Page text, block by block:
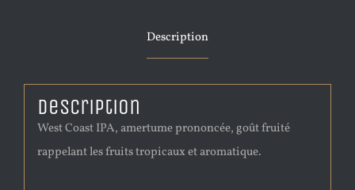
Description
Description
West Coast IPA, amertume prononcée, goût fruité
rappelant les fruits tropicaux et aromatique.